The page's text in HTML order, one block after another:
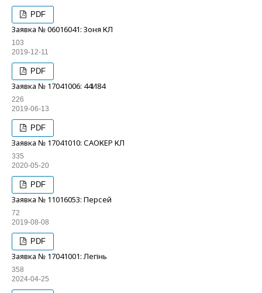
PDF
Заявка № 06016041: Зоня КЛ
103
2019-12-11
PDF
Заявка № 17041006: 44И84
226
2019-06-13
PDF
Заявка № 17041010: САОКЕР КЛ
335
2020-05-20
PDF
Заявка № 11016053: Персей
72
2019-08-08
PDF
Заявка № 17041001: Легінь
358
2024-04-25